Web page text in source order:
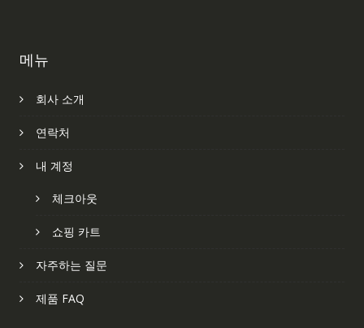
메뉴
회사 소개
연락처
내 계정
체크아웃
쇼핑 카트
자주하는 질문
제품 FAQ